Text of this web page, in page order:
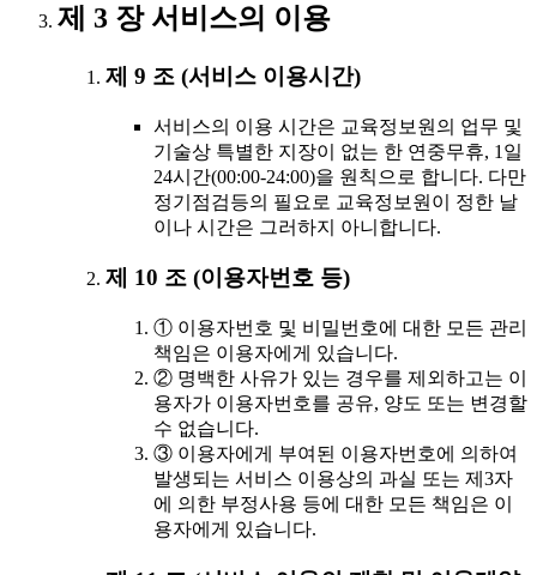
제 3 장 서비스의 이용
제 9 조 (서비스 이용시간)
서비스의 이용 시간은 교육정보원의 업무 및
기술상 특별한 지장이 없는 한 연중무휴, 1일
24시간(00:00-24:00)을 원칙으로 합니다. 다만
정기점검등의 필요로 교육정보원이 정한 날
이나 시간은 그러하지 아니합니다.
제 10 조 (이용자번호 등)
① 이용자번호 및 비밀번호에 대한 모든 관리
책임은 이용자에게 있습니다.
② 명백한 사유가 있는 경우를 제외하고는 이
용자가 이용자번호를 공유, 양도 또는 변경할
수 없습니다.
③ 이용자에게 부여된 이용자번호에 의하여
발생되는 서비스 이용상의 과실 또는 제3자
에 의한 부정사용 등에 대한 모든 책임은 이
용자에게 있습니다.